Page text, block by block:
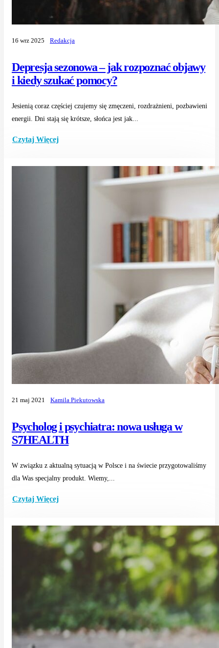
Depresja sezonowa – jak rozpoznać objawy
i kiedy szukać pomocy?
16 wrz 2025 Redakcja
Jesienią coraz częściej czujemy się zmęczeni, rozdrażnieni, pozbawieni
energii. Dni stają się krótsze, słońca jest jak...
Czytaj Więcej
Psycholog i psychiatra: nowa usługa w
S7HEALTH
21 maj 2021 Kamila Piekutowska
W związku z aktualną sytuacją w Polsce i na świecie przygotowaliśmy
dla Was specjalny produkt. Wiemy,...
Czytaj Więcej